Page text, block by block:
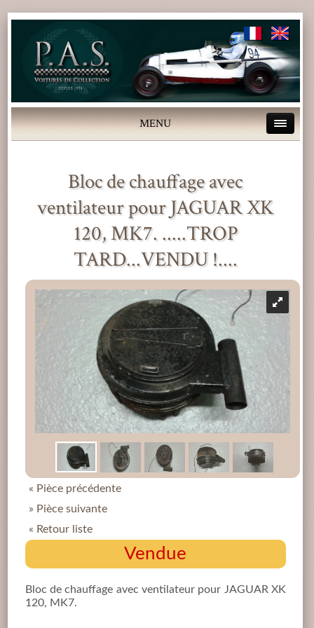
MENU
Bloc de chauffage avec
ventilateur pour JAGUAR XK
120, MK7. .....TROP
TARD...VENDU !....
« Pièce précédente
» Pièce suivante
« Retour liste
Vendue
Bloc de chauffage avec ventilateur pour JAGUAR XK
120, MK7.